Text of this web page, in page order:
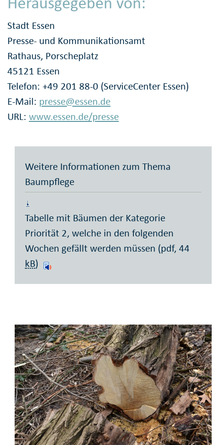
Stadt Essen
Presse- und Kommunikationsamt
Rathaus, Porscheplatz
45121 Essen
Telefon: +49 201 88-0 (ServiceCenter Essen)
E-Mail: presse@essen.de
URL: www.essen.de/presse
Weitere Informationen zum Thema
Baumpflege
Tabelle mit Bäumen der Kategorie
Priorität 2, welche in den folgenden
Wochen gefällt werden müssen (pdf, 44
kB)